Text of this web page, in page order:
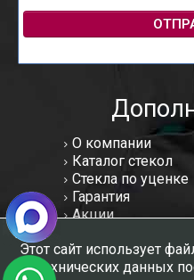
О компании
Каталог стекол
Стекла по уценке
Гарантия
Акции
Отзывы
Вакансии
Этот сайт использует
технических данных